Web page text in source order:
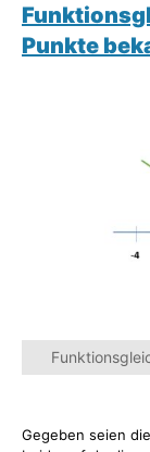
Punkte
Gegeben seien